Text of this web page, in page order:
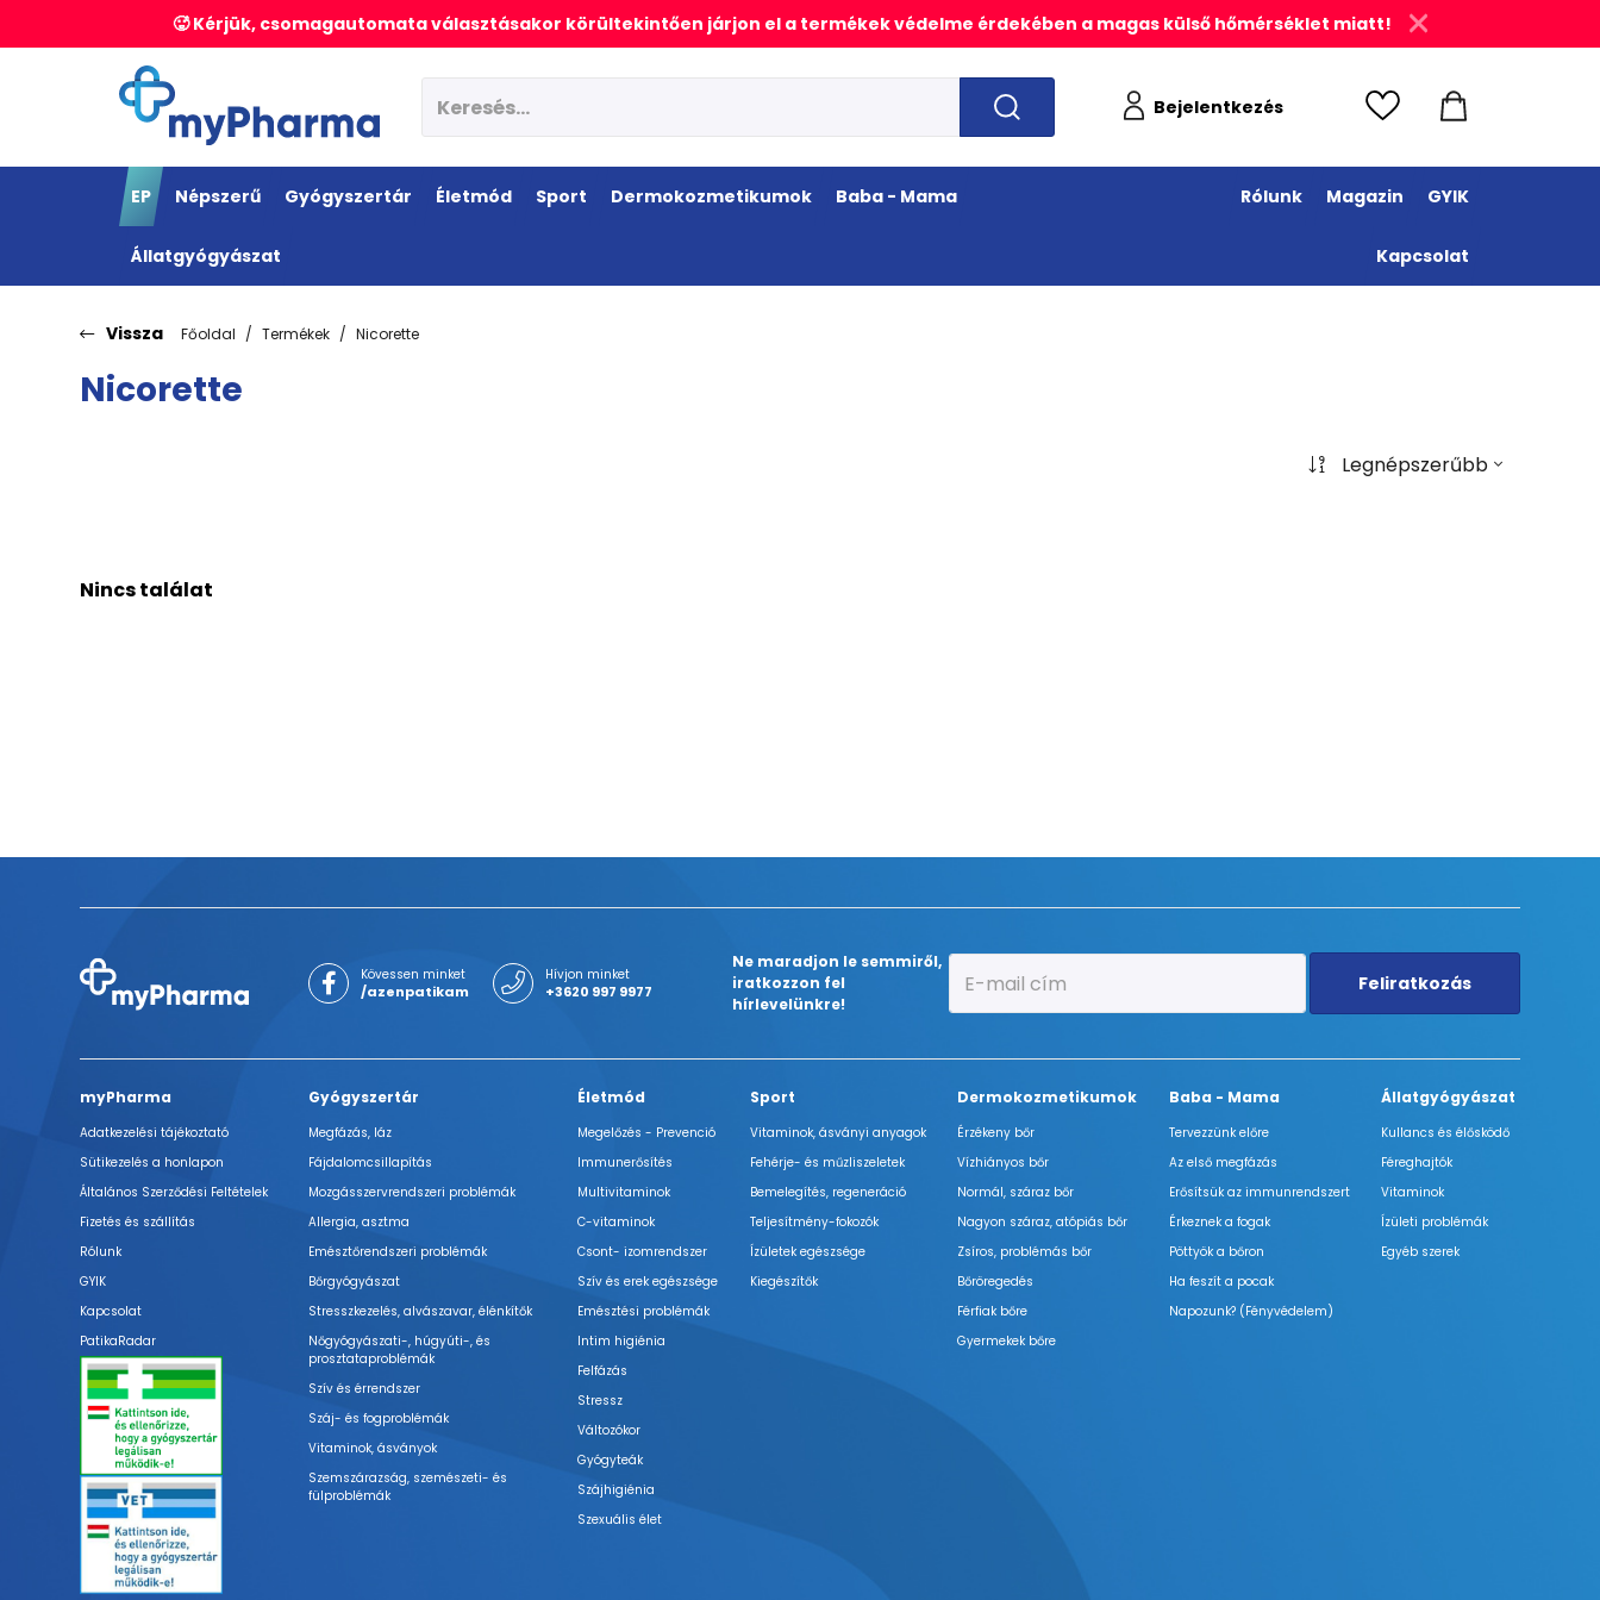
🥵 Kérjük, csomagautomata választásakor körültekintően járjon el a termékek védelme érdekében a magas külső hőmérséklet miatt!
Bejelentkezés
EP Népszerű Gyógyszertár Életmód Sport Dermokozmetikumok Baba - Mama
Állatgyógyászat
Rólunk Magazin GYIK
Kapcsolat
Vissza Főoldal Termékek Nicorette
Nicorette
Legnépszerűbb
Nincs találat
Kövessen minket
/azenpatikam
Hívjon minket
+3620 997 9977
Ne maradjon le semmiről,
iratkozzon fel
hírlevelünkre!
Feliratkozás
myPharma
Adatkezelési tájékoztató
Sütikezelés a honlapon
Általános Szerződési Feltételek
Fizetés és szállítás
Rólunk
GYIK
Kapcsolat
PatikaRadar
Gyógyszertár
Megfázás, láz
Fájdalomcsillapítás
Mozgásszervrendszeri problémák
Allergia, asztma
Emésztőrendszeri problémák
Bőrgyógyászat
Stresszkezelés, alvászavar, élénkítők
Nőgyógyászati-, húgyúti-, és
prosztataproblémák
Szív és érrendszer
Száj- és fogproblémák
Vitaminok, ásványok
Szemszárazság, szemészeti- és
fülproblémák
Életmód
Megelőzés - Prevenció
Immunerősítés
Multivitaminok
C-vitaminok
Csont- izomrendszer
Szív és erek egészsége
Emésztési problémák
Intim higiénia
Felfázás
Stressz
Változókor
Gyógyteák
Szájhigiénia
Szexuális élet
Sport
Vitaminok, ásványi anyagok
Fehérje- és műzliszeletek
Bemelegítés, regeneráció
Teljesítmény-fokozók
Ízületek egészsége
Kiegészítők
Dermokozmetikumok
Érzékeny bőr
Vízhiányos bőr
Normál, száraz bőr
Nagyon száraz, atópiás bőr
Zsíros, problémás bőr
Bőröregedés
Férfiak bőre
Gyermekek bőre
Baba - Mama
Tervezzünk előre
Az első megfázás
Erősítsük az immunrendszert
Érkeznek a fogak
Pöttyök a bőron
Ha feszít a pocak
Napozunk? (Fényvédelem)
Állatgyógyászat
Kullancs és élősködő
Féreghajtók
Vitaminok
Ízületi problémák
Egyéb szerek